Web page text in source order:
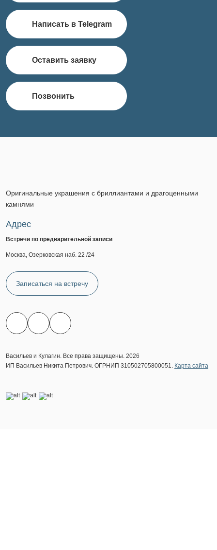
Написать в Telegram
Оставить заявку
Позвонить
Оригинальные украшения с бриллиантами и драгоценными
камнями
Адрес
Встречи по предварительной записи
Москва, Озерковская наб. 22 /24
Записаться на встречу
Васильев и Кулагин. Все права защищены. 2026
ИП Васильев Никита Петрович. ОГРНИП 310502705800051. Карта сайта